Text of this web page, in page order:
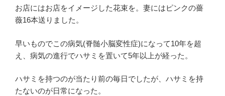
お店にはお店をイメージした花束を。妻にはピンクの薔
薇16本送りました。
早いものでこの病気(脊髄小脳変性症)になって10年を超
え、病気の進行でハサミを置いて5年以上が経った。
ハサミを持つのが当たり前の毎日でしたが、ハサミを持
たないのが日常になった。